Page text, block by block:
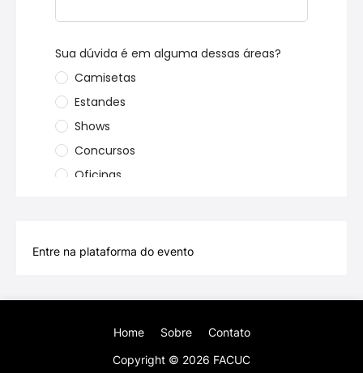
Entre na plataforma do evento
Copyright © 2026 FACUC
Home Sobre Contato